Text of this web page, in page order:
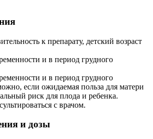
к препарату, детский возраст
и в период грудного
и в период грудного
если ожидаемая польза для матери
риск для плода и ребенка.
с врачом.
и дозы